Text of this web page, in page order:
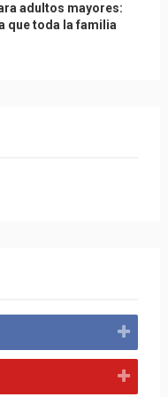
adultos mayores:
que toda la familia